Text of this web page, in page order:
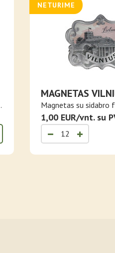
NETURIME
MAGNETAS
SIDABRO FOLIJA
Magnetas su sidabro
Vil..
1,00 EUR/vnt. su